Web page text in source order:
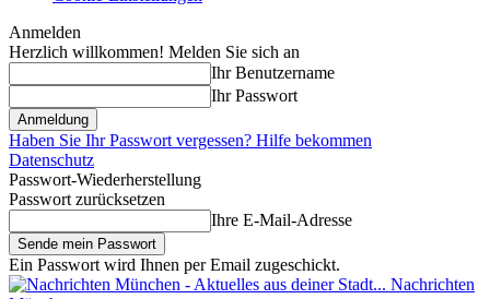
Anmelden
Herzlich willkommen! Melden Sie sich an
Ihr Benutzername
Ihr Passwort
Haben Sie Ihr Passwort vergessen? Hilfe bekommen
Datenschutz
Passwort-Wiederherstellung
Passwort zurücksetzen
Ihre E-Mail-Adresse
Ein Passwort wird Ihnen per Email zugeschickt.
Nachrichten